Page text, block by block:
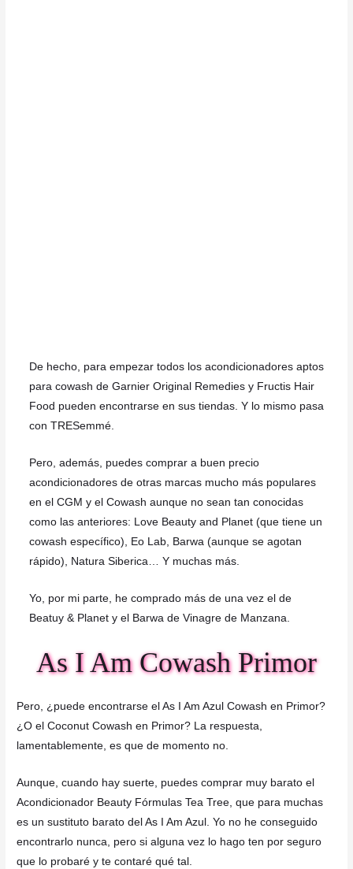
De hecho, para empezar todos los acondicionadores aptos
para cowash de Garnier Original Remedies y Fructis Hair
Food pueden encontrarse en sus tiendas. Y lo mismo pasa
con TRESemmé.
Pero, además, puedes comprar a buen precio
acondicionadores de otras marcas mucho más populares
en el CGM y el Cowash aunque no sean tan conocidas
como las anteriores: Love Beauty and Planet (que tiene un
cowash específico), Eo Lab, Barwa (aunque se agotan
rápido), Natura Siberica… Y muchas más.
Yo, por mi parte, he comprado más de una vez el de
Beatuy & Planet y el Barwa de Vinagre de Manzana.
As I Am Cowash Primor
Pero, ¿puede encontrarse el As I Am Azul Cowash en Primor?
¿O el Coconut Cowash en Primor? La respuesta,
lamentablemente, es que de momento no.
Aunque, cuando hay suerte, puedes comprar muy barato el
Acondicionador Beauty Fórmulas Tea Tree, que para muchas
es un sustituto barato del As I Am Azul. Yo no he conseguido
encontrarlo nunca, pero si alguna vez lo hago ten por seguro
que lo probaré y te contaré qué tal.